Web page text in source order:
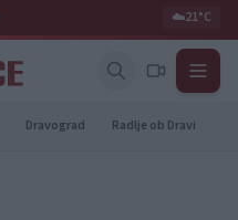
☁️21°C
Dravograd Radlje ob Dravi